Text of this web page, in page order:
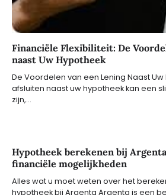
Financiële Flexibiliteit: De
naast Uw Hypotheek
De Voordelen van een Lening Naast
afsluiten naast uw hypotheek kan een
zijn,…
Hypotheek berekenen bij
financiële mogelijkheden
Alles wat u moet weten over het
hypotheek bij Argenta Argenta is een